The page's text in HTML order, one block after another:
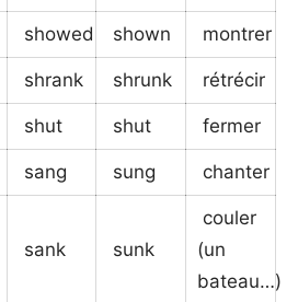
showed shown montrer
shrank shrunk rétrécir
shut shut fermer
sang sung chanter
sank sunk
couler
(un
bateau…)